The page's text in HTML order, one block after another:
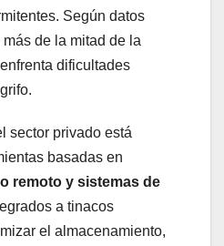
Según datos
de la mitad de la
dificultades
sector privado está
basadas en
remoto y sistemas de
a tinacos
el almacenamiento,